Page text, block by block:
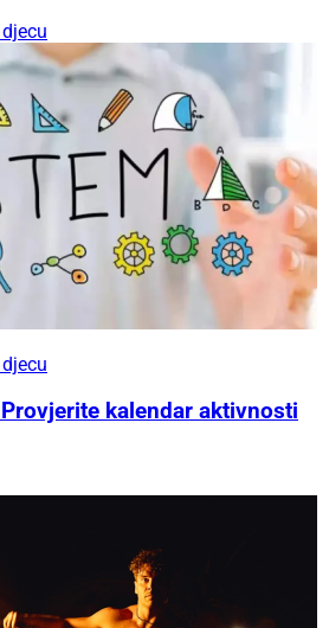
kalendar aktivnosti